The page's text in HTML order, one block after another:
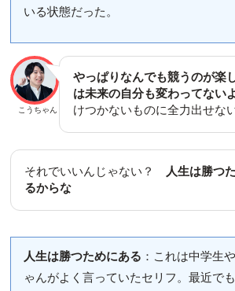
いる状態だった。
こうちゃん
やっぱりなんでも競うのが楽
は未来の自分も変わってない
けつかないものに全力出せな
それでいいんじゃない？
人生は勝つ
るからな
人生は勝つためにある ：これは中学生
ゃんがよく言っていたセリフ。最近で